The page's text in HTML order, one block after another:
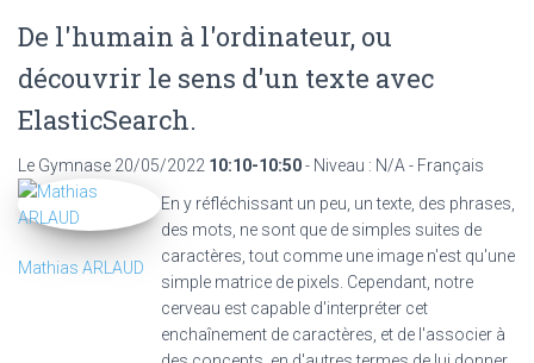
De l'humain à l'ordinateur, ou
découvrir le sens d'un texte avec
ElasticSearch.
Le Gymnase 20/05/2022 10:10-10:50- Niveau : N/A - Français
En y réfléchissant un peu, un texte, des phrases,
des mots, ne sont que de simples suites de
caractères, tout comme une image n'est qu'une
simple matrice de pixels. Cependant, notre
cerveau est capable d'interpréter cet
enchaînement de caractères, et de l'associer à
Mathias ARLAUD